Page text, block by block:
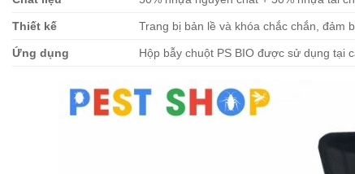
Thiết kế Trang bị bản lề và khóa chắc chắn, đảm
Ứng dụng Hộp bẫy chuột PS BIO được sử dụng tại